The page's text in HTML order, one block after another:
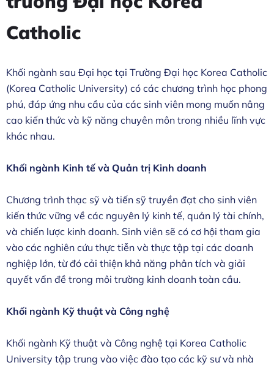
Catholic
Khối ngành sau Đại học tại Trường Đại học Korea Catholic
(Korea Catholic University) có các chương trình học phong
phú, đáp ứng nhu cầu của các sinh viên mong muốn nâng
cao kiến thức và kỹ năng chuyên môn trong nhiều lĩnh vực
khác nhau.
Khối ngành Kinh tế và Quản trị Kinh doanh
Chương trình thạc sỹ và tiến sỹ truyền đạt cho sinh viên
kiến thức vững về các nguyên lý kinh tế, quản lý tài chính,
và chiến lược kinh doanh. Sinh viên sẽ có cơ hội tham gia
vào các nghiên cứu thực tiễn và thực tập tại các doanh
nghiệp lớn, từ đó cải thiện khả năng phân tích và giải
quyết vấn đề trong môi trường kinh doanh toàn cầu.
Khối ngành Kỹ thuật và Công nghệ
Khối ngành Kỹ thuật và Công nghệ tại Korea Catholic
University tập trung vào việc đào tạo các kỹ sư và nhà